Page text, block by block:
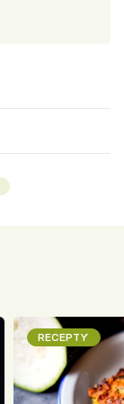
RECEPTY